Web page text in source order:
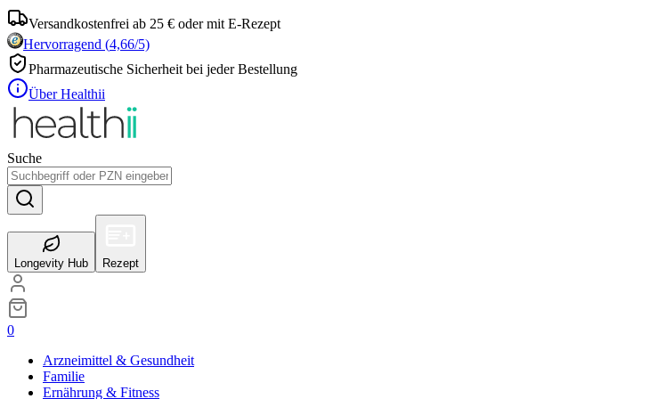
Versandkostenfrei ab 25 € oder mit E-Rezept
Hervorragend (4,66/5)
Pharmazeutische Sicherheit bei jeder Bestellung
Über Healthii
Suche
Longevity Hub Rezept
0
Arzneimittel & Gesundheit
Familie
Ernährung & Fitness